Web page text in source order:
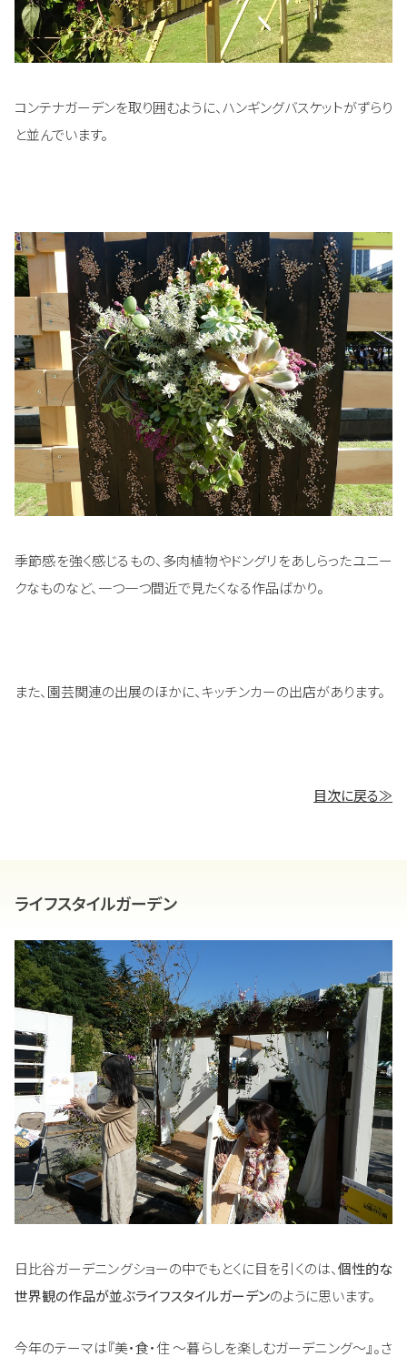
コンテナガーデンを取り囲むように、ハンギングバスケットがずらり
と並んでいます。
季節感を強く感じるもの、多肉植物やドングリをあしらったユニー
クなものなど、一つ一つ間近で見たくなる作品ばかり。
また、園芸関連の出展のほかに、キッチンカーの出店があります。
目次に戻る≫
ライフスタイルガーデン
日比谷ガーデニングショーの中でもとくに目を引くのは、個性的な
世界観の作品が並ぶライフスタイルガーデンのように思います。
今年のテーマは『美・食・住 ～暮らしを楽しむガーデニング～』。さ